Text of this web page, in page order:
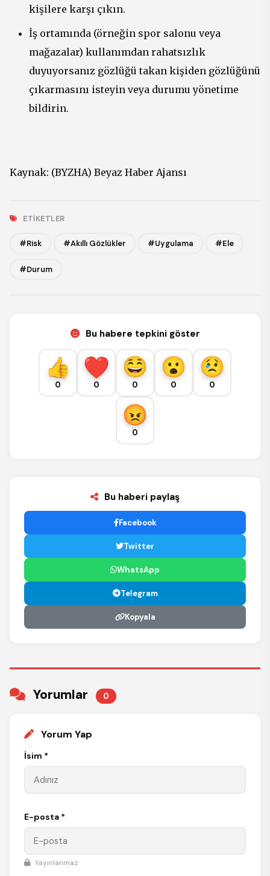
kişilere karşı çıkın.
İş ortamında (örneğin spor salonu veya
mağazalar) kullanımdan rahatsızlık
duyuyorsanız gözlüğü takan kişiden gözlüğünü
çıkarmasını isteyin veya durumu yönetime
bildirin.
Kaynak: (BYZHA) Beyaz Haber Ajansı
ETIKETLER
#Risk #Akıllı Gözlükler #Uygulama #Ele
#Durum
Bu habere tepkini göster
0 0 0 0 0
0
Bu haberi paylaş
Facebook
Twitter
WhatsApp
Telegram
Kopyala
Yorumlar 0
Yorum Yap
İsim *
E-posta *
Yayınlanmaz